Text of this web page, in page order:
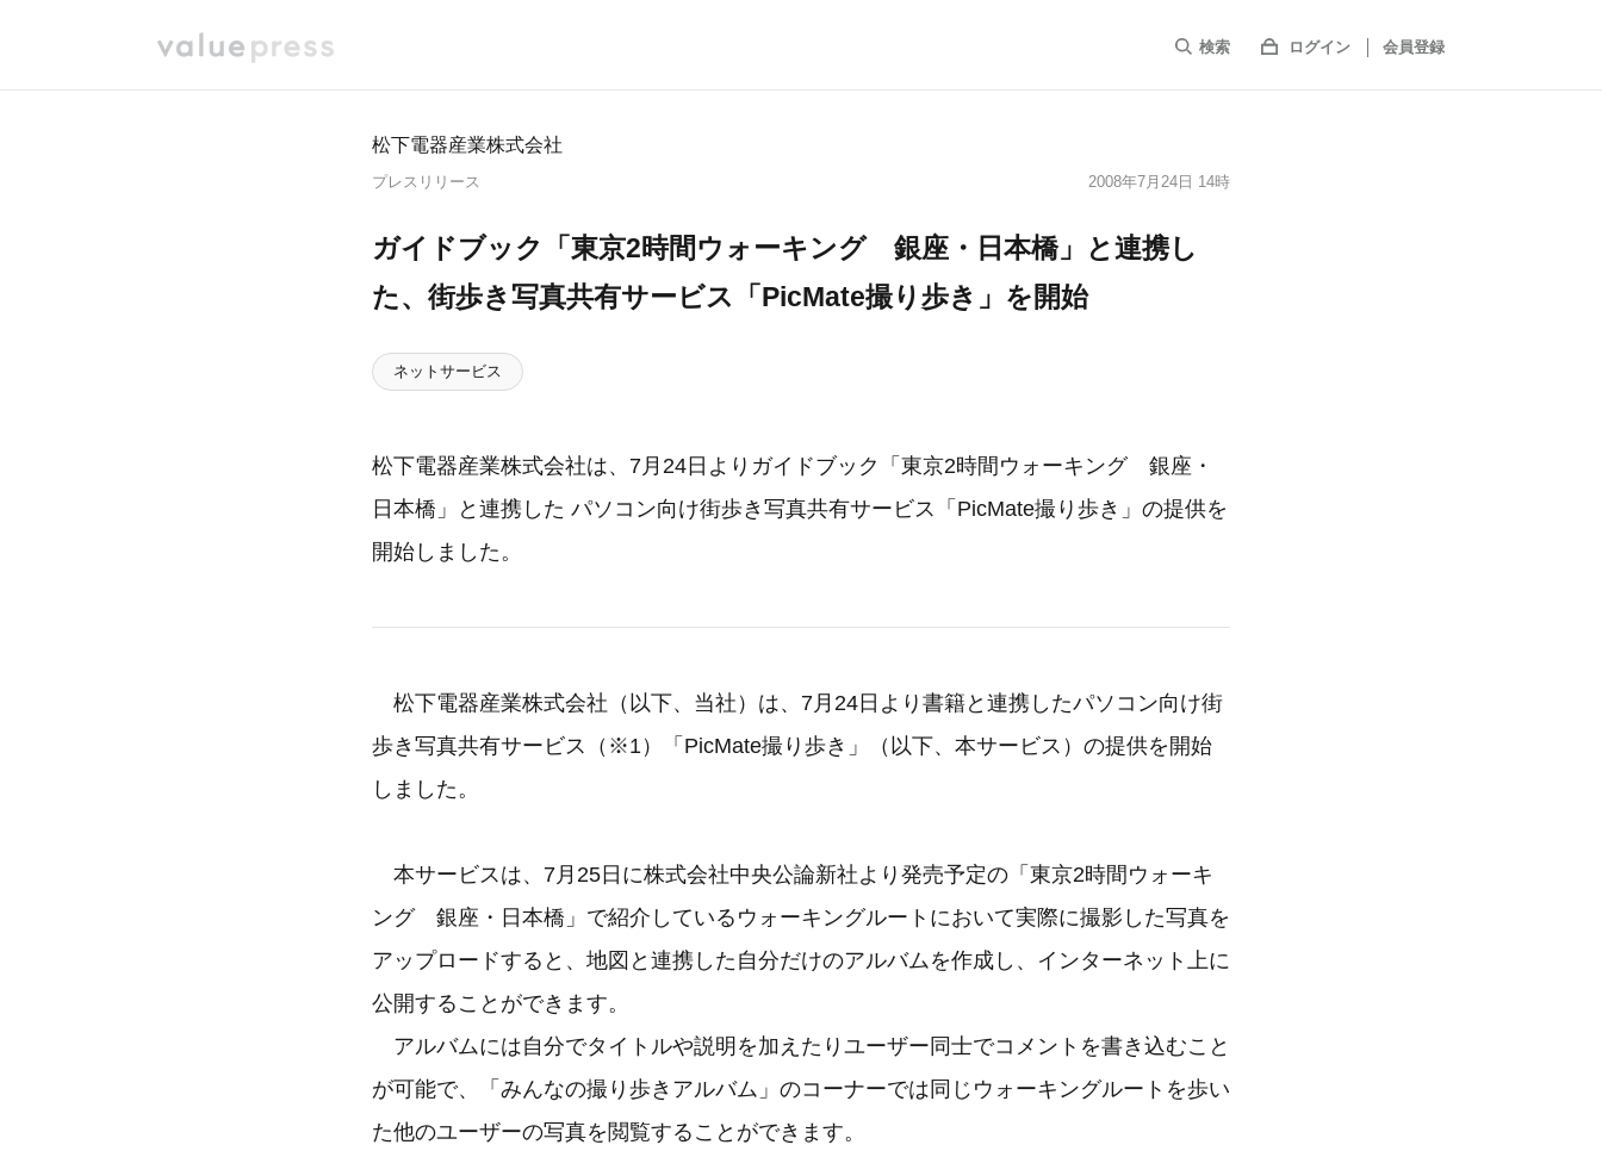
検索 ログイン 会員登録
松下電器産業株式会社
プレスリリース 2008年7月24日 14時
ガイドブック「東京2時間ウォーキング 銀座・日本橋」と連携し
た、街歩き写真共有サービス「PicMate撮り歩き」を開始
ネットサービス
松下電器産業株式会社は、7月24日よりガイドブック「東京2時間ウォーキング 銀座・
日本橋」と連携した パソコン向け街歩き写真共有サービス「PicMate撮り歩き」の提供を
開始しました。
松下電器産業株式会社（以下、当社）は、7月24日より書籍と連携したパソコン向け街
歩き写真共有サービス（※1）「PicMate撮り歩き」（以下、本サービス）の提供を開始
しました。
本サービスは、7月25日に株式会社中央公論新社より発売予定の「東京2時間ウォーキ
ング 銀座・日本橋」で紹介しているウォーキングルートにおいて実際に撮影した写真を
アップロードすると、地図と連携した自分だけのアルバムを作成し、インターネット上に
公開することができます。
アルバムには自分でタイトルや説明を加えたりユーザー同士でコメントを書き込むこと
が可能で、「みんなの撮り歩きアルバム」のコーナーでは同じウォーキングルートを歩い
た他のユーザーの写真を閲覧することができます。